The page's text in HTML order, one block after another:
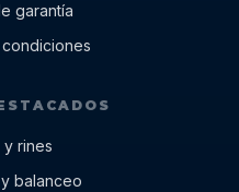
garantía
y rines
balanceo